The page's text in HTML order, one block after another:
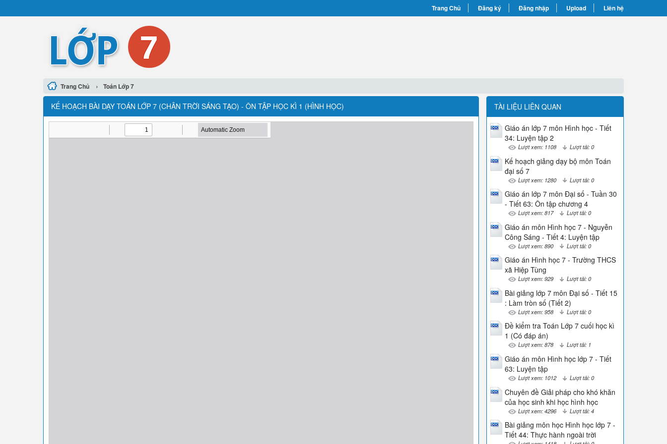
Trang Chủ Đăng ký Đăng nhập Upload Liên hệ
Trang Chủ › Toán Lớp 7
KẾ HOẠCH BÀI DẠY TOÁN LỚP 7 (CHÂN TRỜI SÁNG TẠO) - ÔN TẬP HỌC KÌ 1 (HÌNH HỌC) TÀI LIỆU LIÊN QUAN
Giáo án lớp 7 môn Hình học - Tiết
34: Luyện tập 2
Lượt xem: 1108 Lượt tải: 0
Kế hoạch giảng dạy bộ môn Toán
đại số 7
Lượt xem: 1280 Lượt tải: 0
Giáo án lớp 7 môn Đại số - Tuần 30
- Tiết 63: Ôn tập chương 4
Lượt xem: 817 Lượt tải: 0
Giáo án môn Hình học 7 - Nguyễn
Công Sáng - Tiết 4: Luyện tập
Lượt xem: 890 Lượt tải: 0
Giáo án Hình học 7 - Trường THCS
xã Hiệp Tùng
Lượt xem: 929 Lượt tải: 0
Bài giảng lớp 7 môn Đại số - Tiết 15
: Làm tròn số (Tiết 2)
Lượt xem: 958 Lượt tải: 0
Đề kiểm tra Toán Lớp 7 cuối học kì
1 (Có đáp án)
Lượt xem: 878 Lượt tải: 1
Giáo án môn Hình học lớp 7 - Tiết
63: Luyện tập
Lượt xem: 1012 Lượt tải: 0
Chuyên đề Giải pháp cho khó khăn
của học sinh khi học hình học
Lượt xem: 4296 Lượt tải: 4
Bài giảng môn học Hình học lớp 7 -
Tiết 44: Thực hành ngoài trời